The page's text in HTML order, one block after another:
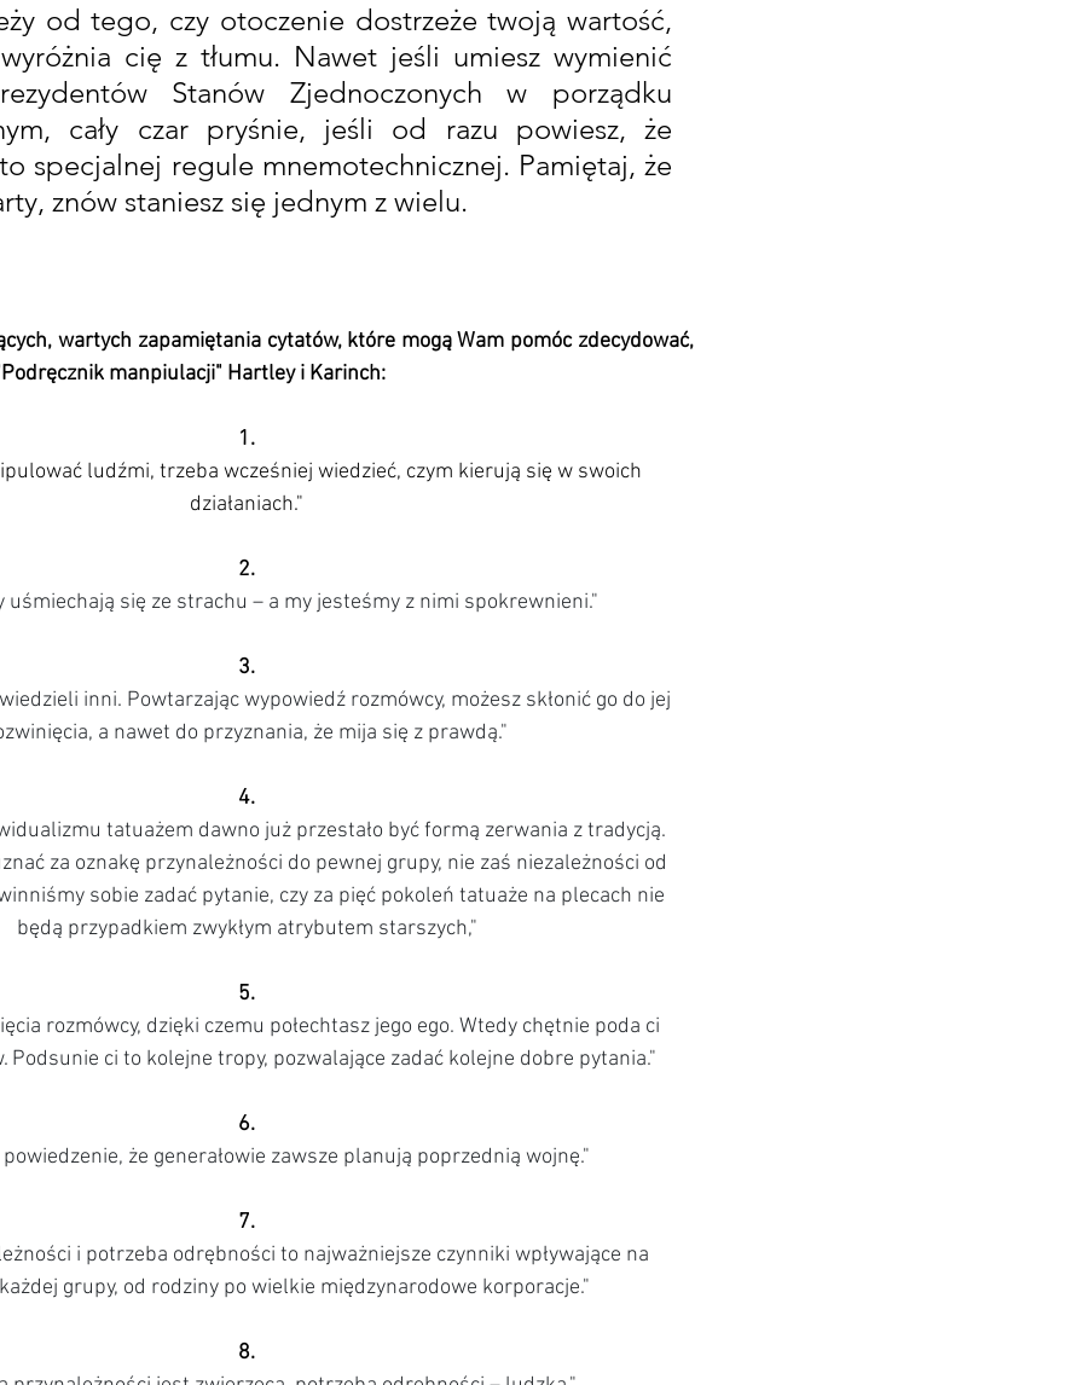
od tego, czy otoczenie dostrzeże twoją wartość,
cię z tłumu. Nawet jeśli umiesz wymienić
Stanów Zjednoczonych w porządku
cały czar pryśnie, jeśli od razu powiesz, że
specjalnej regule mnemotechnicznej. Pamiętaj, że
znów staniesz się jednym z wielu.
wartych zapamiętania cytatów, które mogą Wam pomóc zdecydować,
manpiulacji" Hartley i Karinch:
1.
ludźmi, trzeba wcześniej wiedzieć, czym kierują się w swoich
działaniach."
2.
uśmiechają się ze strachu – a my jesteśmy z nimi spokrewnieni."
3.
inni. Powtarzając wypowiedź rozmówcy, możesz skłonić go do jej
a nawet do przyznania, że mija się z prawdą."
4.
tatuażem dawno już przestało być formą zerwania z tradycją.
za oznakę przynależności do pewnej grupy, nie zaś niezależności od
sobie zadać pytanie, czy za pięć pokoleń tatuaże na plecach nie
będą przypadkiem zwykłym atrybutem starszych,"
5.
rozmówcy, dzięki czemu połechtasz jego ego. Wtedy chętnie poda ci
Podsunie ci to kolejne tropy, pozwalające zadać kolejne dobre pytania."
6.
że generałowie zawsze planują poprzednią wojnę."
7.
i potrzeba odrębności to najważniejsze czynniki wpływające na
grupy, od rodziny po wielkie międzynarodowe korporacje."
8.